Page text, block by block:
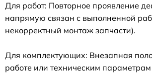
Для работ: Повторное проявление
напрямую связан с выполненной
некорректный монтаж запчасти).
Для комплектующих: Внезапная
работе или техническим